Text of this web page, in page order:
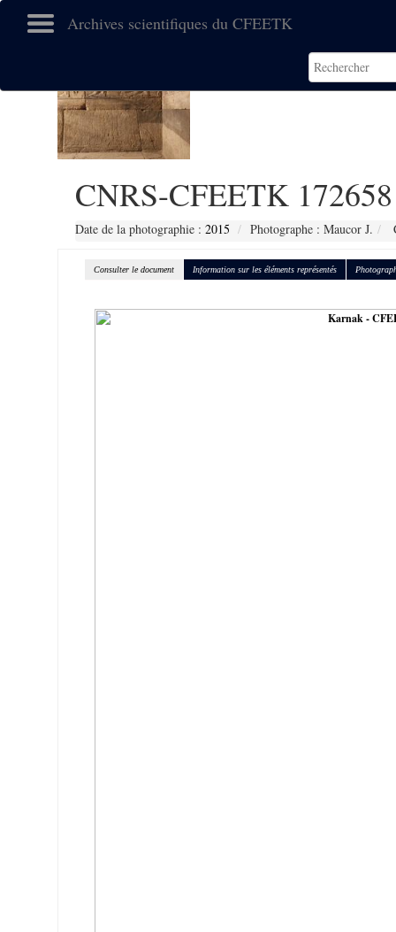
Archives scientifiques du CFEETK
CNRS-CFEETK 172658
Date de la photographie : 2015 Photographe : Maucor J.
Consulter le document Information sur les éléments représentés